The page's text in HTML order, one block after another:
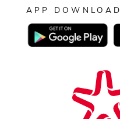
APP DOWNLOAD